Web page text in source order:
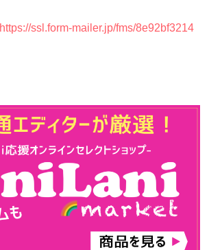
https://ssl.form-mailer.jp/fms/8e92bf3214